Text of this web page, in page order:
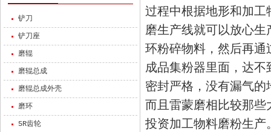
铲刀
铲刀座
磨辊
磨辊总成
磨辊总成外壳
磨环
5R齿轮
过程中根据地形和加
磨生产线就可以放心生
环粉碎物料，然后再
成品集粉器里面，达
密封严格，没有漏气
而且雷蒙磨相比较那些
投资加工物料磨粉生产